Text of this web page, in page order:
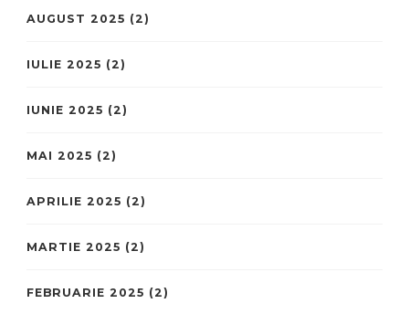
AUGUST 2025 (2)
IULIE 2025 (2)
IUNIE 2025 (2)
MAI 2025 (2)
APRILIE 2025 (2)
MARTIE 2025 (2)
FEBRUARIE 2025 (2)